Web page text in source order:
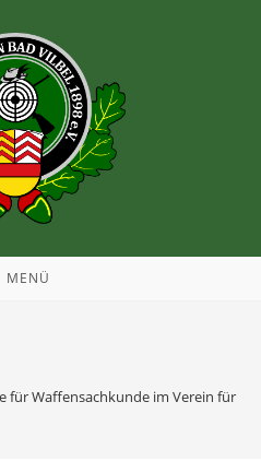
MENÜ
für Waffensachkunde im Verein für